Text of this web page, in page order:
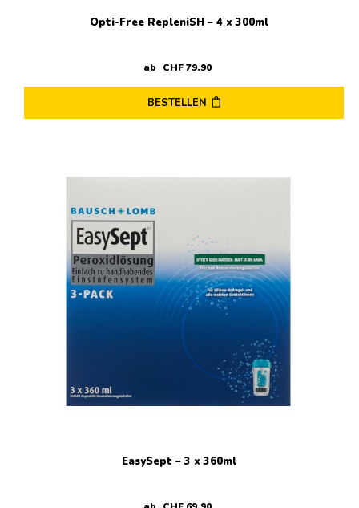
Opti-Free RepleniSH – 4 x 300ml
ab CHF79.90
BESTELLEN
EasySept – 3 x 360ml